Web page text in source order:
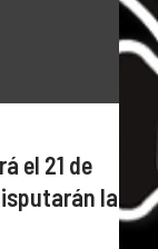
el 21 de
la